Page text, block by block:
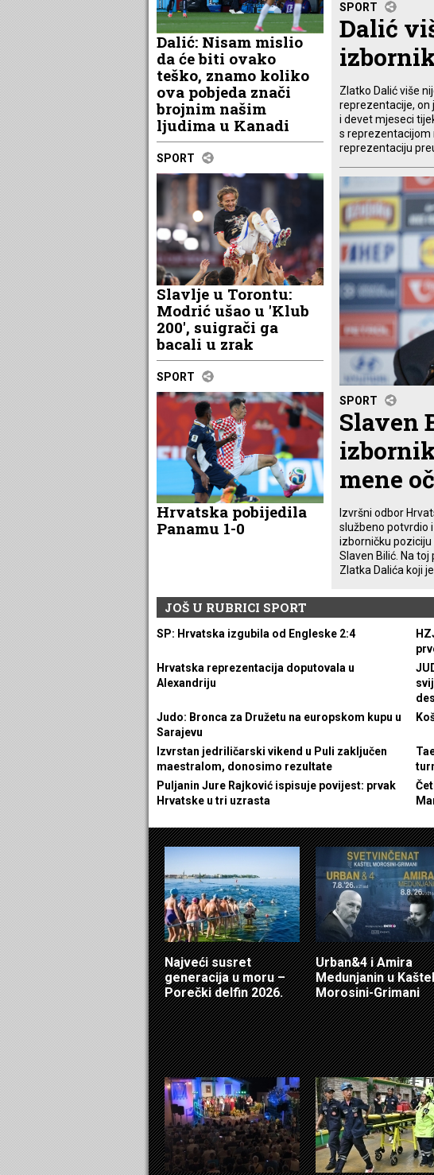
SPORT
Dalić
Zlatko Dalić više
reprezentacije, on
i devet mjeseci
s reprezentacijom
reprezentaciju
SPORT
Slaven
mene
Izvršni odbor
službeno potvrdio
izborničku
Slaven Bilić. Na
Zlatka Dalića koji je
Dalić: Nisam mislio
da će biti ovako
teško, znamo koliko
ova pobjeda znači
brojnim našim
ljudima u Kanadi
SPORT
Slavlje u Torontu:
Modrić ušao u 'Klub
200', suigrači ga
bacali u zrak
SPORT
Hrvatska pobijedila
Panamu 1-0
JOŠ U RUBRICI SPORT
SP: Hrvatska izgubila od Engleske 2:4
Hrvatska reprezentacija doputovala u
Alexandriju
Judo: Bronca za Družetu na europskom kupu u
Sarajevu
Izvrstan jedriličarski vikend u Puli zaključen
maestralom, donosimo rezultate
Puljanin Jure Rajković ispisuje povijest: prvak
Hrvatske u tri uzrasta
Najveći susret
generacija u moru –
Porečki delfin 2026.
Urban&4 i Amira
Medunjanin u
Morosini-Grimani